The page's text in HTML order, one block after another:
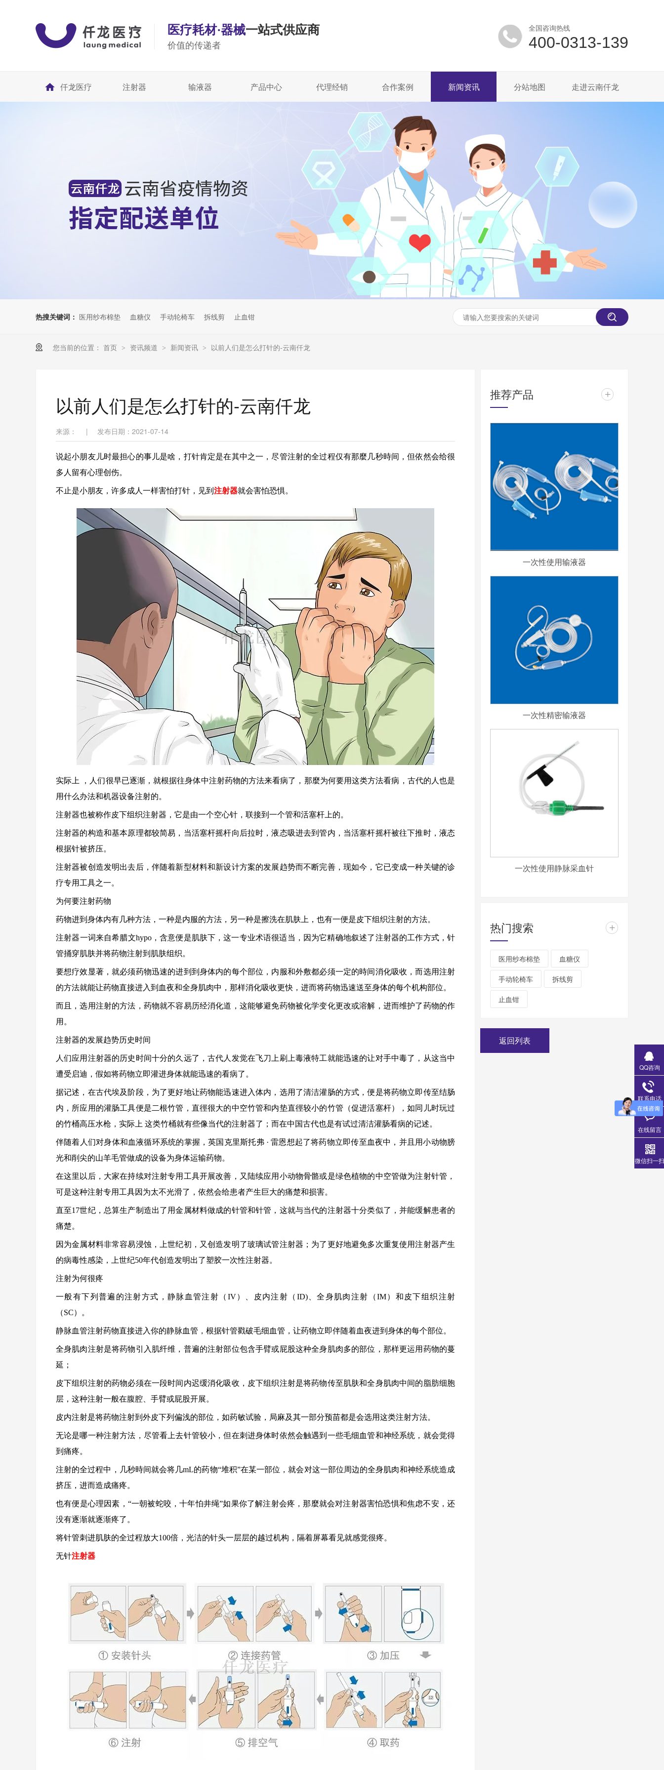
医疗耗材·器械一站式供应商
价值的传递者
全国咨询热线
400-0313-139
仟龙医疗 注射器 输液器 产品中心 代理经销 合作案例 新闻资讯 分站地图 走进云南仟龙
热搜关键词： 医用纱布棉垫 血糖仪 手动轮椅车 拆线剪 止血钳
您当前的位置： 首页 > 资讯频道 > 新闻资讯 > 以前人们是怎么打针的-云南仟龙
以前人们是怎么打针的-云南仟龙
来源： | 发布日期：2021-07-14
说起小朋友儿时最担心的事儿是啥，打针肯定是在其中之一，尽管注射的全过程仅有那麼几秒時间，但依然会给很
多人留有心理创伤。
不止是小朋友，许多成人一样害怕打针，见到 注射器就会害怕恐惧。
实际上 ，人们很早已逐渐，就根据往身体中注射药物的方法来看病了，那麼为何要用这类方法看病，古代的人也是
用什么办法和机器设备注射的。
注射器也被称作皮下组织注射器，它是由一个空心针，联接到一个管和活塞杆上的。
注射器的构造和基本原理都较简易，当活塞杆摇杆向后拉时，液态吸进去到管内，当活塞杆摇杆被往下推时，液态
根据针被挤压。
注射器被创造发明出去后，伴随着新型材料和新设计方案的发展趋势而不断完善，现如今，它已变成一种关键的诊
疗专用工具之一。
为何要注射药物
药物进到身体内有几种方法，一种是内服的方法，另一种是擦洗在肌肤上，也有一便是皮下组织注射的方法。
注射器一词来自希腊文hypo，含意便是肌肤下，这一专业术语很适当，因为它精确地叙述了注射器的工作方式，针
管捅穿肌肤并将药物注射到肌肤组织。
要想疗效显著，就必须药物迅速的进到到身体内的每个部位，内服和外敷都必须一定的時间消化吸收，而选用注射
的方法就能让药物直接进入到血夜和全身肌肉中，那样消化吸收更快，进而将药物迅速送至身体的每个机构部位。
而且，选用注射的方法，药物就不容易历经消化道，这能够避免药物被化学变化更改或溶解，进而维护了药物的作
用。
注射器的发展趋势历史时间
人们应用注射器的历史时间十分的久远了，古代人发觉在飞刀上刷上毒液特工就能迅速的让对手中毒了，从这当中
遭受启迪，假如将药物立即灌进身体就能迅速的看病了。
据记述，在古代埃及阶段，为了更好地让药物能迅速进入体内，选用了清洁灌肠的方式，便是将药物立即传至结肠
内，所应用的灌肠工具便是二根竹管，直徑很大的中空竹管和内垫直徑较小的竹管（促进活塞杆），如同儿时玩过
的竹桶高压水枪，实际上 这类竹桶就有些像当代的注射器了；而在中国古代也是有试过清洁灌肠看病的记述。
伴随着人们对身体和血液循环系统的掌握，英国克里斯托弗 · 雷恩想起了将药物立即传至血夜中，并且用小动物膀
光和削尖的山羊毛管做成的设备为身体运输药物。
在这里以后，大家在持续对注射专用工具开展改善，又陆续应用小动物骨骼或是绿色植物的中空管做为注射针管，
可是这种注射专用工具因为太不光滑了，依然会给患者产生巨大的痛楚和损害。
直至17世纪，总算生产制造出了用金属材料做成的针管和针管，这就与当代的注射器十分类似了，并能缓解患者的
痛楚。
因为金属材料非常容易浸蚀，上世纪初，又创造发明了玻璃试管注射器；为了更好地避免多次重复使用注射器产生
的病毒性感染，上世纪50年代创造发明出了塑胶一次性注射器。
注射为何很疼
一般有下列普遍的注射方式，静脉血管注射（IV）、皮内注射（ID)、全身肌肉注射（IM）和皮下组织注射
（SC）。
静脉血管注射药物直接进入你的静脉血管，根据针管戳破毛细血管，让药物立即伴随着血夜进到身体的每个部位。
全身肌肉注射是将药物引入肌纤维，普遍的注射部位包含手臂或屁股这种全身肌肉多的部位，那样更运用药物的蔓
延；
皮下组织注射的药物必须在一段时间内迟缓消化吸收，皮下组织注射是将药物传至肌肤和全身肌肉中间的脂肪细胞
层，这种注射一般在腹腔、手臂或屁股开展。
皮内注射是将药物注射到外皮下列偏浅的部位，如药敏试验，局麻及其一部分预苗都是会选用这类注射方法。
无论是哪一种注射方法，尽管看上去针管较小，但在刺进身体时依然会触遇到一些毛细血管和神经系统，就会觉得
到痛疼。
注射的全过程中，几秒時间就会将几mL的药物“堆积”在某一部位，就会对这一部位周边的全身肌肉和神经系统造成
挤压，进而造成痛疼。
也有便是心理因素，“一朝被蛇咬，十年怕井绳”如果你了解注射会疼，那麼就会对注射器害怕恐惧和焦虑不安，还
没有逐渐就逐渐疼了。
将针管刺进肌肤的全过程放大100倍，光洁的针头一层层的越过机构，隔着屏幕看见就感觉很疼。
无针注射器
推荐产品 +
一次性使用输液器
一次性精密输液器
一次性使用静脉采血针
热门搜索 +
医用纱布棉垫 血糖仪
手动轮椅车 拆线剪
止血钳
返回列表
QQ咨询
联系电话
在线留言
微信扫一扫